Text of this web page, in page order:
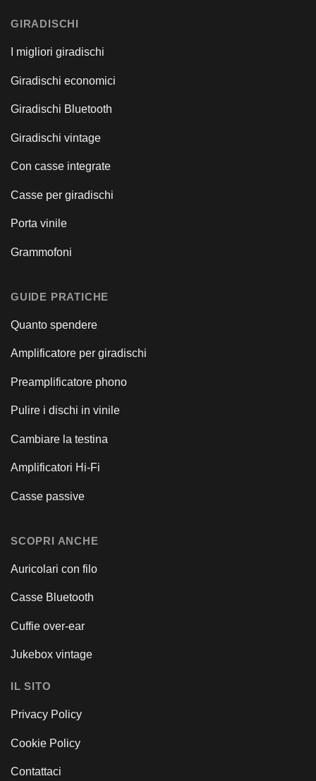
GIRADISCHI
I migliori giradischi
Giradischi economici
Giradischi Bluetooth
Giradischi vintage
Con casse integrate
Casse per giradischi
Porta vinile
Grammofoni
GUIDE PRATICHE
Quanto spendere
Amplificatore per giradischi
Preamplificatore phono
Pulire i dischi in vinile
Cambiare la testina
Amplificatori Hi-Fi
Casse passive
SCOPRI ANCHE
Auricolari con filo
Casse Bluetooth
Cuffie over-ear
Jukebox vintage
IL SITO
Privacy Policy
Cookie Policy
Contattaci